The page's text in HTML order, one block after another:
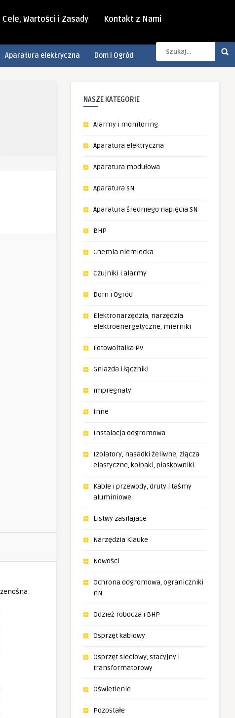
Cele, Wartości i Zasady Kontakt z Nami
Aparatura elektryczna Dom i Ogród
NASZE KATEGORIE
Alarmy i monitoring
Aparatura elektryczna
Aparatura modułowa
Aparatura sN
Aparatura średniego napięcia SN
BHP
Chemia niemiecka
Czujniki i alarmy
Dom i Ogród
Elektronarzędzia, narzędzia
elektroenergetyczne, mierniki
Fotowoltaika PV
Gniazda i łączniki
impregnaty
Inne
Instalacja odgromowa
Izolatory, nasadki żeliwne, złącza
elastyczne, kołpaki, płaskowniki
Kable i przewody, druty i taśmy
aluminiowe
Listwy zasilajace
Narzędzia Klauke
Nowości
Ochrona odgromowa, ograniczniki
nN
Odzież robocza i BHP
Osprzęt kablowy
Osprzęt sieciowy, stacyjny i
transformatorowy
Oświetlenie
Pozostałe